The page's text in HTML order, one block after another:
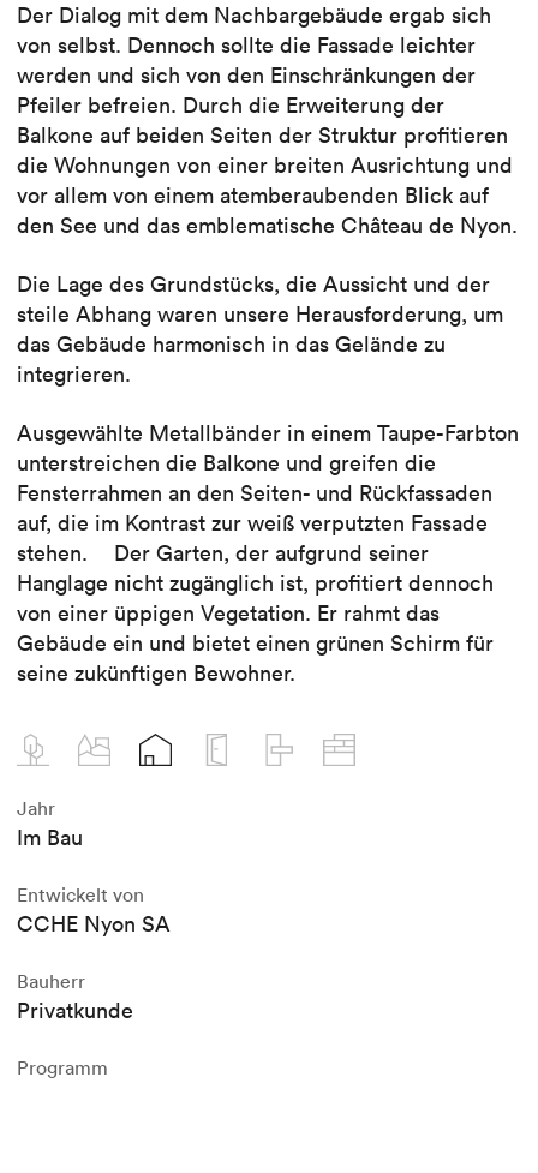
Der Dialog mit dem Nachbargebäude ergab sich
von selbst. Dennoch sollte die Fassade leichter
werden und sich von den Einschränkungen der
Pfeiler befreien. Durch die Erweiterung der
Balkone auf beiden Seiten der Struktur profitieren
die Wohnungen von einer breiten Ausrichtung und
vor allem von einem atemberaubenden Blick auf
den See und das emblematische Château de Nyon.
Die Lage des Grundstücks, die Aussicht und der
steile Abhang waren unsere Herausforderung, um
das Gebäude harmonisch in das Gelände zu
integrieren.
Ausgewählte Metallbänder in einem Taupe-Farbton
unterstreichen die Balkone und greifen die
Fensterrahmen an den Seiten- und Rückfassaden
auf, die im Kontrast zur weiß verputzten Fassade
stehen. Der Garten, der aufgrund seiner
Hanglage nicht zugänglich ist, profitiert dennoch
von einer üppigen Vegetation. Er rahmt das
Gebäude ein und bietet einen grünen Schirm für
seine zukünftigen Bewohner.
Jahr
Im Bau
Entwickelt von
CCHE Nyon SA
Bauherr
Privatkunde
Programm